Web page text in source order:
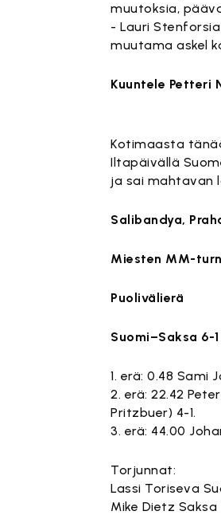
muutoksia,
- Lauri
muutama askel
Kuuntele Petteri
Kotimaasta
Iltapäivällä
ja sai mahtavan
Salibandya,
Miesten MM-
Puolivälierä
Suomi–Saksa 6-
1. erä: 0.48 Sami
2. erä: 22.42
Pritzbuer) 4-1.
3. erä: 44.00
Torjunnat:
Lassi Toriseva
Mike Dietz Saksa